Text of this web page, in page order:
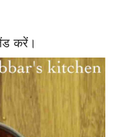
करें।